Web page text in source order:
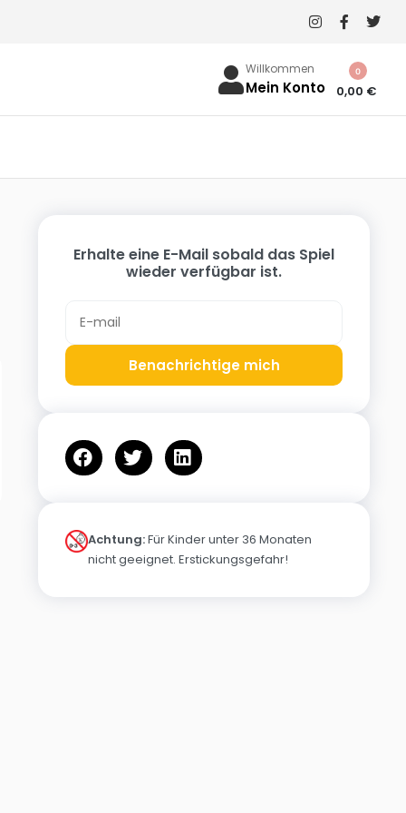
Willkommen
Mein Konto 0,00 €
0
Erhalte eine E-Mail sobald das Spiel
wieder verfügbar ist.
Benachrichtige mich
Achtung:Für Kinder unter 36 Monaten
nicht geeignet. Erstickungsgefahr!